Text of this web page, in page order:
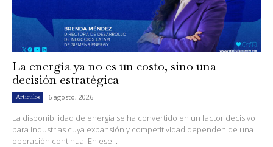
La energía ya no es un costo, sino una
decisión estratégica
Artículos 6 agosto, 2026
La disponibilidad de energía se ha convertido en un factor decisivo
para industrias cuya expansión y competitividad dependen de una
operación continua. En ese...